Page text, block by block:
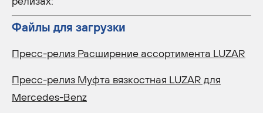
Файлы для загрузки
Пресс-релиз Расширение ассортимента LUZAR
Пресс-релиз Муфта вязкостная LUZAR для
Mercedes-Benz